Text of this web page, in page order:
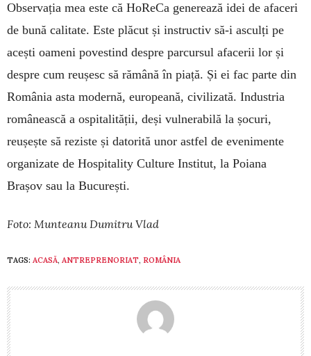
Observația mea este că HoReCa generează idei de afaceri
de bună calitate. Este plăcut și instructiv să-i asculți pe
acești oameni povestind despre parcursul afacerii lor și
despre cum reușesc să rămână în piață. Și ei fac parte din
România asta modernă, europeană, civilizată. Industria
românească a ospitalității, deși vulnerabilă la șocuri,
reușește să reziste și datorită unor astfel de evenimente
organizate de Hospitality Culture Institut, la Poiana
Brașov sau la București.
Foto: Munteanu Dumitru Vlad
TAGS: ACASĂ, ANTREPRENORIAT, ROMÂNIA